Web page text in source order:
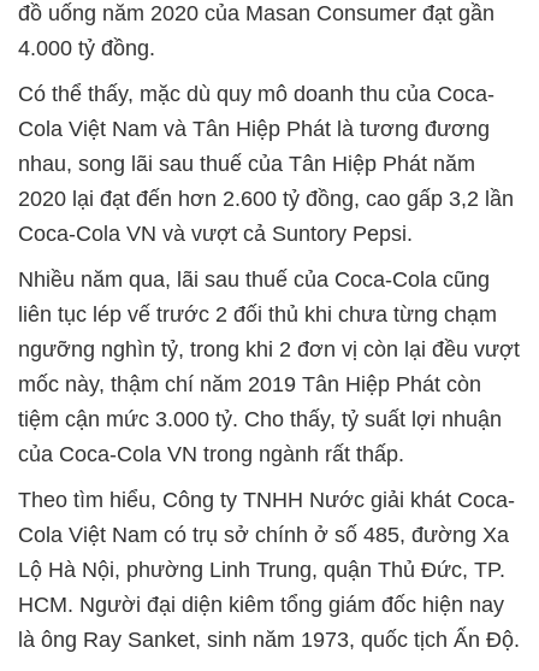
đồ uống năm 2020 của Masan Consumer đạt gần
4.000 tỷ đồng.
Có thể thấy, mặc dù quy mô doanh thu của Coca-
Cola Việt Nam và Tân Hiệp Phát là tương đương
nhau, song lãi sau thuế của Tân Hiệp Phát năm
2020 lại đạt đến hơn 2.600 tỷ đồng, cao gấp 3,2 lần
Coca-Cola VN và vượt cả Suntory Pepsi.
Nhiều năm qua, lãi sau thuế của Coca-Cola cũng
liên tục lép vế trước 2 đối thủ khi chưa từng chạm
ngưỡng nghìn tỷ, trong khi 2 đơn vị còn lại đều vượt
mốc này, thậm chí năm 2019 Tân Hiệp Phát còn
tiệm cận mức 3.000 tỷ. Cho thấy, tỷ suất lợi nhuận
của Coca-Cola VN trong ngành rất thấp.
Theo tìm hiểu, Công ty TNHH Nước giải khát Coca-
Cola Việt Nam có trụ sở chính ở số 485, đường Xa
Lộ Hà Nội, phường Linh Trung, quận Thủ Đức, TP.
HCM. Người đại diện kiêm tổng giám đốc hiện nay
là ông Ray Sanket, sinh năm 1973, quốc tịch Ấn Độ.